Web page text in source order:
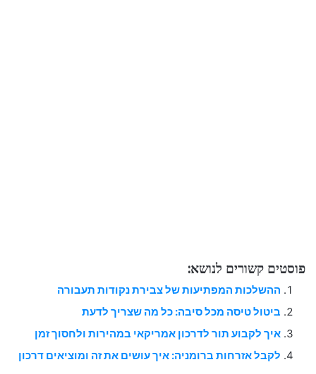
פוסטים קשורים לנושא:
ההשלכות המפתיעות של צבירת נקודות תעבורה
ביטול טיסה מכל סיבה: כל מה שצריך לדעת
איך לקבוע תור לדרכון אמריקאי במהירות ולחסוך זמן
לקבל אזרחות ברומניה: איך עושים את זה ומוציאים דרכון